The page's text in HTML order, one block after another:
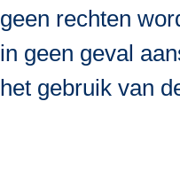
geen rechten
in geen geval
het gebruik van